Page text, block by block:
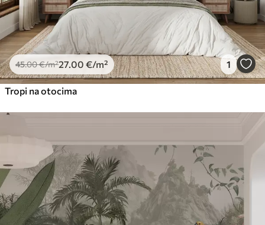
45.00€/m²27 .00 €/m² 1
Tropi na otocima